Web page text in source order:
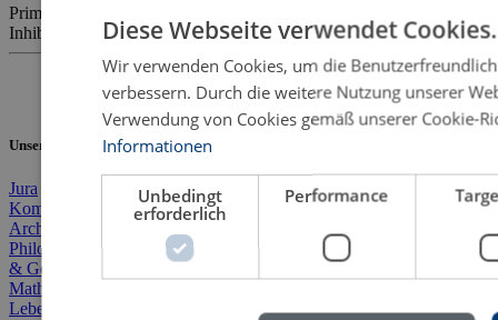
Priming
Inhibitionsdefizit
Unsere Fachgebiete
Jura Agrarwissenschaft VWL Geographie Literatur & Sprache
Kommunikation & Medien Soziologie Politik Geschichte
Archäologie & Altertum
Philosophie
Theologie & Religion Pädagogik
& Gesundheit
Sport & Bewegung
Mathematik & Naturwiss.
Lebenserinnerungen
Diese Webseite verwendet Cookies.
Wir verwenden Cookies, um die
verbessern. Durch die weitere Nutzung unserer
Verwendung von Cookies gemäß unserer Cookie-
Informationen
Unbedingt
erforderlich
Performance